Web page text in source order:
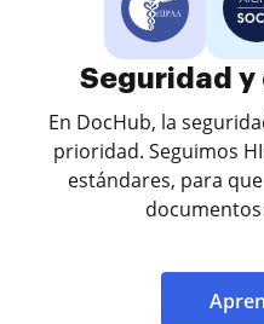
Seguridad
En DocHub, la
prioridad. Seguimos
estándares, para